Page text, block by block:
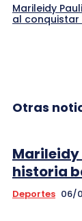
Marileidy
al conquistar
Otras
Marileidy
historia
Deportes 06/